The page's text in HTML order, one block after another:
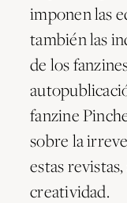
imponen las
también las
de los
fanzine
sobre la
estas
creatividad.